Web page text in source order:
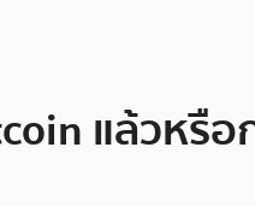
แล้วหรือ